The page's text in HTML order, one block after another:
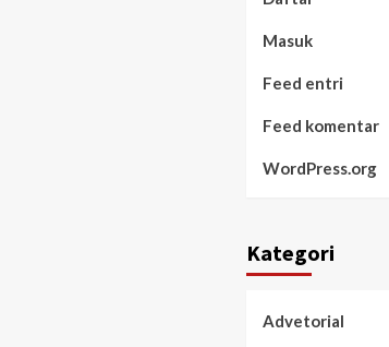
Masuk
Feed entri
Feed komentar
WordPress.org
Kategori
Advetorial